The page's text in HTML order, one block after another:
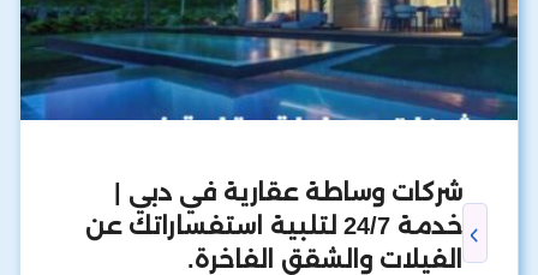
شركات وساطة عقارية في دبي |
خدمة 24/7 لتلبية استفساراتك عن
الفيلات والشقق الفاخرة.